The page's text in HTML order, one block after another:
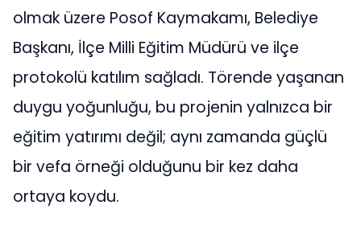
olmak üzere Posof Kaymakamı, Belediye
Başkanı, İlçe Milli Eğitim Müdürü ve ilçe
protokolü katılım sağladı. Törende yaşanan
duygu yoğunluğu, bu projenin yalnızca bir
eğitim yatırımı değil; aynı zamanda güçlü
bir vefa örneği olduğunu bir kez daha
ortaya koydu.